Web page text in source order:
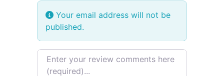
Your email address will not be
published.
Review text